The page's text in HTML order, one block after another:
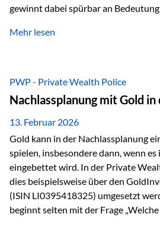
gewinnt dabei spürbar an
Wer Vermögen ausschließlich in
Liechtenstein eine Rolle spielen:
Euro, mit einem eigenständigen
Und genau an dieser Stelle setzt der
Mehr lesen
PWP - Private Wealth Police
Nachlassplanung mit Gold in
13. Februar 2026
Gold kann in der Nachlassplanung
spielen, insbesondere dann, wenn
eingebettet wird. In der Private
dies beispielsweise über den
(ISIN LI0395418325) umgesetzt
beginnt selten mit der Frage „Welche